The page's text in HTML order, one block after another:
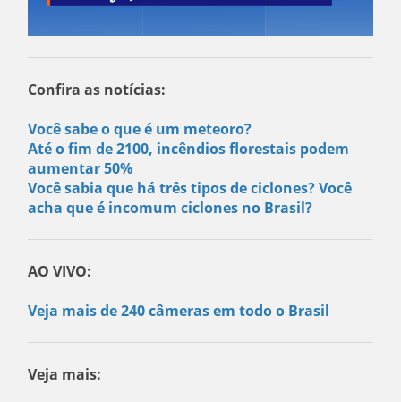
Confira as notícias:
Você sabe o que é um meteoro?
Até o fim de 2100, incêndios florestais podem
aumentar 50%
Você sabia que há três tipos de ciclones? Você
acha que é incomum ciclones no Brasil?
AO VIVO:
Veja mais de 240 câmeras em todo o Brasil
Veja mais: